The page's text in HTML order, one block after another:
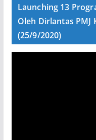
Launching 13
Oleh Dirlantas PMJ
(25/9/2020)